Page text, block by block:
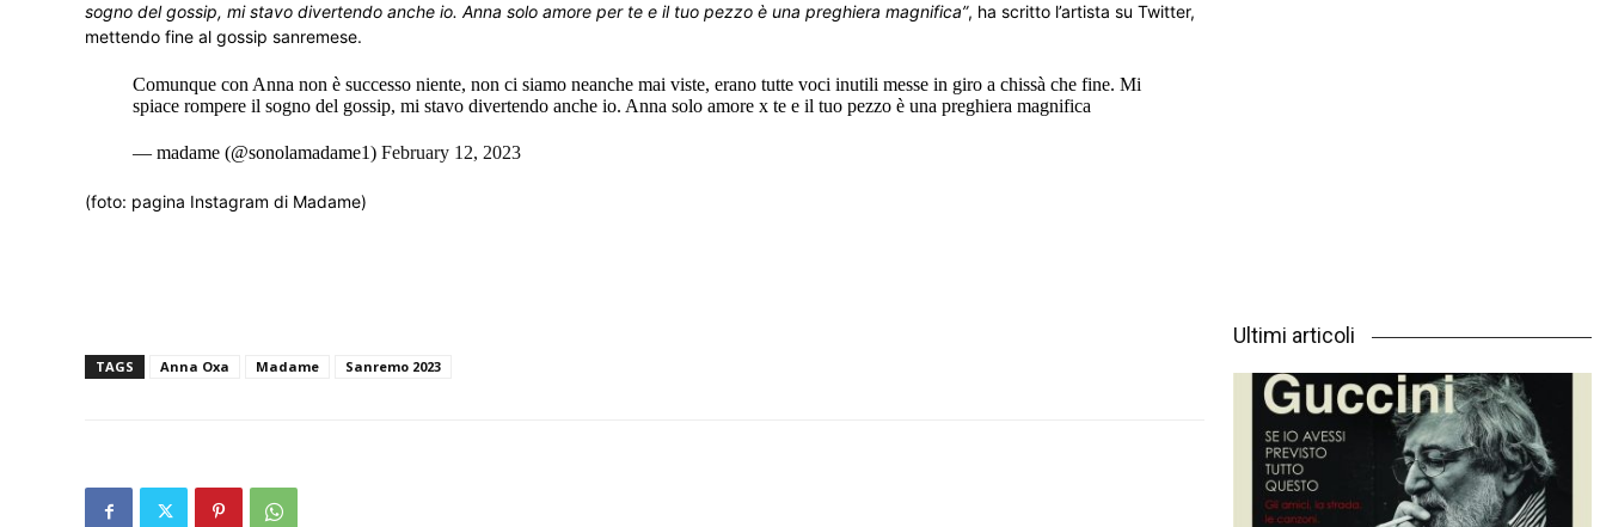
sogno del gossip, mi stavo divertendo anche io. Anna solo amore per te e il tuo pezzo è una preghiera magnifica”, ha scritto l’artista su Twitter,
mettendo fine al gossip sanremese.
Comunque con Anna non è successo niente, non ci siamo neanche mai viste, erano tutte voci inutili messe in giro a chissà che fine. Mi
spiace rompere il sogno del gossip, mi stavo divertendo anche io. Anna solo amore x te e il tuo pezzo è una preghiera magnifica
— madame (@sonolamadame1) February 12, 2023
(foto: pagina Instagram di Madame)
TAGS Anna Oxa Madame Sanremo 2023
Ultimi articoli